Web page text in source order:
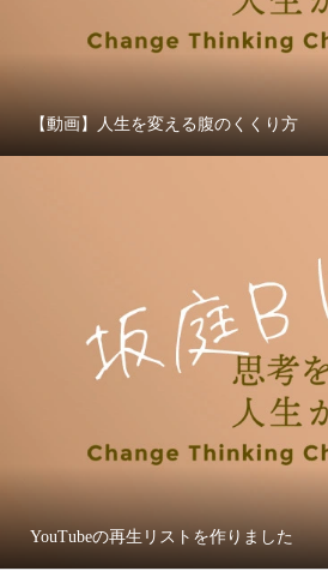
【動画】人生を変える腹のくくり方
YouTubeの再生リストを作りました